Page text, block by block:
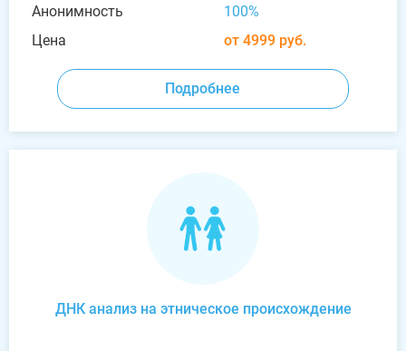
Анонимность
100%
Цена
от 4999 руб.
Подробнее
ДНК анализ на этническое происхождение